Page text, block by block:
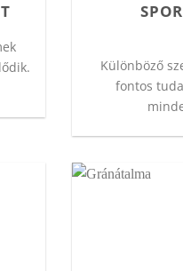
Különböző
fontos